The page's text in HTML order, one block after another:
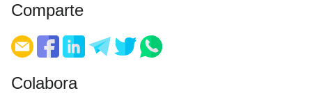
Comparte
Colabora